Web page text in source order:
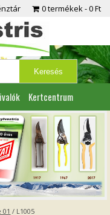
0 termékek 0 Ft
Kertcentrum
01 / L1005